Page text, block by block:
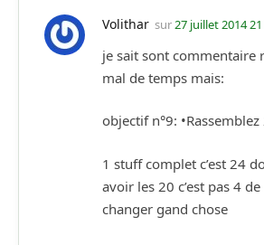
Volithar sur 27 juillet 2014
je sait sont commentaire
mal de temps mais:
objectif n°9:
1 stuff complet c’est 24
avoir les 20 c’est pas 4
changer gand chose